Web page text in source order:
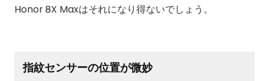
Honor 8X Maxはそれになり得ないでしょう。
指紋センサーの位置が微妙